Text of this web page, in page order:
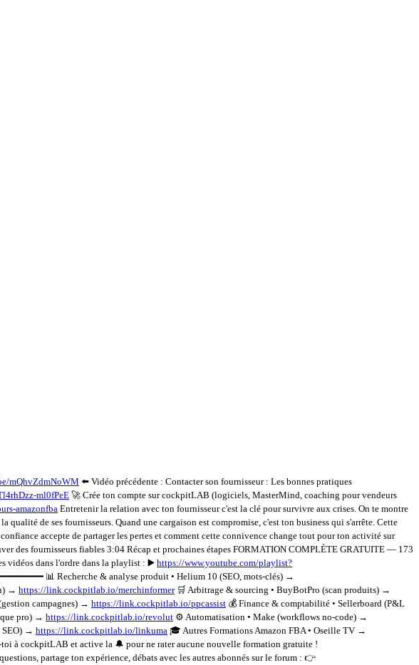
mQhvZdmNoWM ⬅️ Vidéo précédente : Contacter son fournisseur : Les bonnes pratiques
ml0fPeE 🚀 Crée ton compte sur cockpitLAB (logiciels, MasterMind, coaching pour vendeurs
amazonfba Entretenir la relation avec ton fournisseur c'est la clé pour survivre aux crises. On te montre
de ses fournisseurs. Quand une cargaison est compromise, c'est ton business qui s'arrête. Cette
accepte de partager les pertes et comment cette connivence change tout pour ton activité sur
des fournisseurs fiables 3:04 Récap et prochaines étapes FORMATION COMPLÈTE GRATUITE — 173
vidéos dans l'ordre dans la playlist : ▶️ https://www.youtube.com/playlist?
📊 Recherche & analyse produit • Helium 10 (SEO, mots-clés) →
→ https://link.cockpitlab.io/merchinformer🛒 Arbitrage & sourcing • BuyBotPro (scan produits) →
campagnes) → https://link.cockpitlab.io/ppcassist 💰 Finance & comptabilité • Sellerboard (P&L
pro) → https://link.cockpitlab.io/revolut ⚙️ Automatisation • Make (workflows no-code) →
SEO) → https://link.cockpitlab.io/linkuma 🎓 Autres Formations Amazon FBA • Oseille TV →
cockpitLAB et active la 🔔 pour ne rater aucune nouvelle formation gratuite !
partage ton expérience, débats avec les autres abonnés sur le forum : 👉